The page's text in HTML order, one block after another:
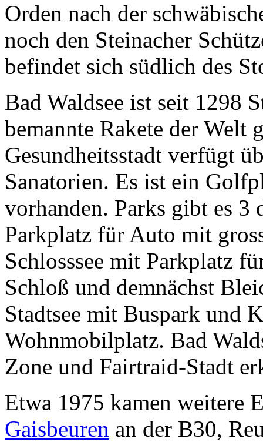
Orden nach der
noch den Steinacher
befindet sich südlich des
Bad Waldsee ist seit 1298
bemannte Rakete der Welt
Gesundheitsstadt verfügt
Sanatorien. Es ist ein
vorhanden. Parks gibt es
Parkplatz für Auto mit
Schlosssee mit Parkplatz
Schloß und demnächst
Stadtsee mit Buspark und
Wohnmobilplatz. Bad
Zone und Fairtraid-Stadt
Etwa 1975 kamen weitere
Gaisbeuren an der B30,